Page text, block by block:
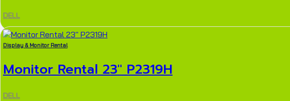
DELL
Display & Monitor Rental
Monitor Rental 23″ P2319H
DELL